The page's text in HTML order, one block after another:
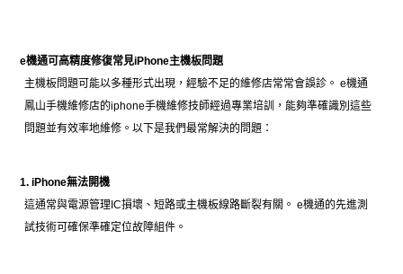
e機通可高精度修復常見iPhone主機板問題
主機板問題可能以多種形式出現，經驗不足的維修店常常會誤診。 e機通
鳳山手機維修店的iphone手機維修技師經過專業培訓，能夠準確識別這些
問題並有效率地維修。以下是我們最常解決的問題：
1. iPhone無法開機
這通常與電源管理IC損壞、短路或主機板線路斷裂有關。 e機通的先進測
試技術可確保準確定位故障組件。